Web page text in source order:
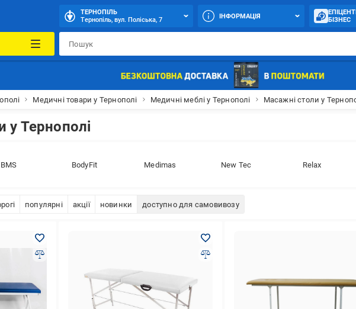
ТЕРНОПІЛЬ
Тернопіль, вул. Поліська, 7
ІНФОРМАЦІЯ
БІЗНЕС
Медичні товари у Тернополі Медичні меблі у Тернополі Масажні столи у
у Тернополі
BMS BodyFit Medimas New Tec Relax
популярні акції новинки доступно для самовивозу